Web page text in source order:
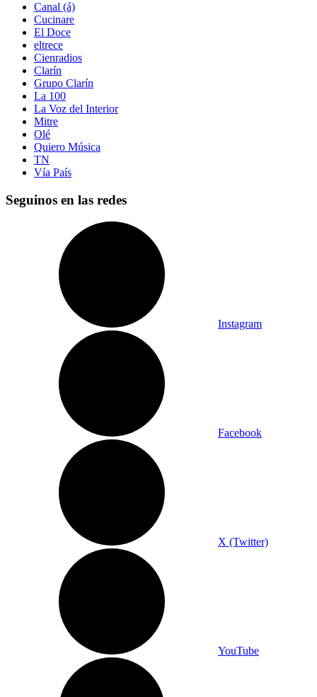
Canal (á)
Cucinare
El Doce
eltrece
Cienradios
Clarín
Grupo Clarín
La 100
La Voz del Interior
Mitre
Olé
Quiero Música
TN
Vía País
Seguinos en las redes
Instagram
Facebook
X (Twitter)
YouTube